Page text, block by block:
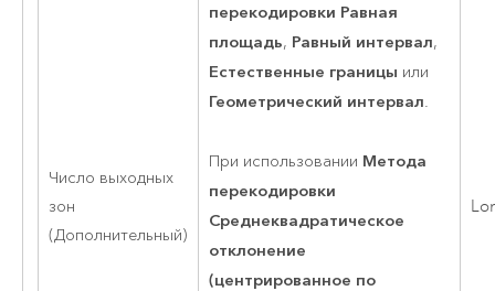
Число выходных
зон
(Дополнительный)
перекодировки Равная
площадь, Равный интервал,
Естественные границы или
Геометрический интервал.
При использовании Метода
перекодировки
Среднеквадратическое
отклонение
(центрированное по